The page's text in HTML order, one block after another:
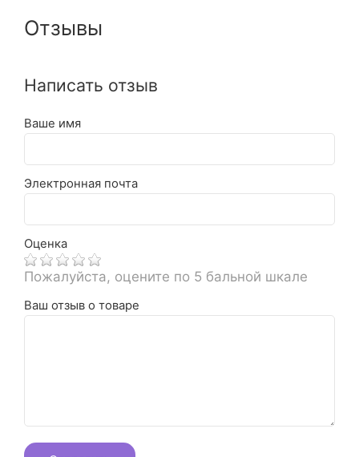
Отзывы
Написать отзыв
Ваше имя
Электронная почта
Оценка
Пожалуйста, оцените по 5 бальной шкале
Ваш отзыв о товаре